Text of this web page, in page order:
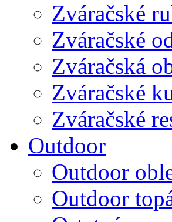
Zváračské
Zváračské
Zváračská
Zváračské
Zváračské
Outdoor
Outdoor
Outdoor